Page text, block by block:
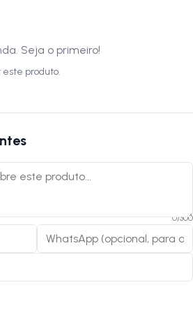
Seja o primeiro!
este produto.
0/300